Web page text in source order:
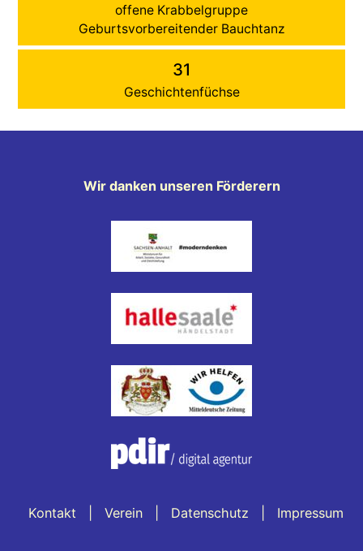
offene Krabbelgruppe
Geburtsvorbereitender Bauchtanz
31
Geschichtenfüchse
Wir danken unseren Förderern
Kontakt Verein Datenschutz Impressum